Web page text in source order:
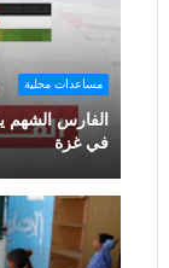
مساعدات محلية
الفارس
في غزة